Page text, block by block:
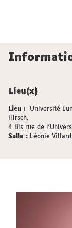
Lieu(x)
Lieu : Université
Hirsch,
4 Bis rue de
Salle : Léonie Villard